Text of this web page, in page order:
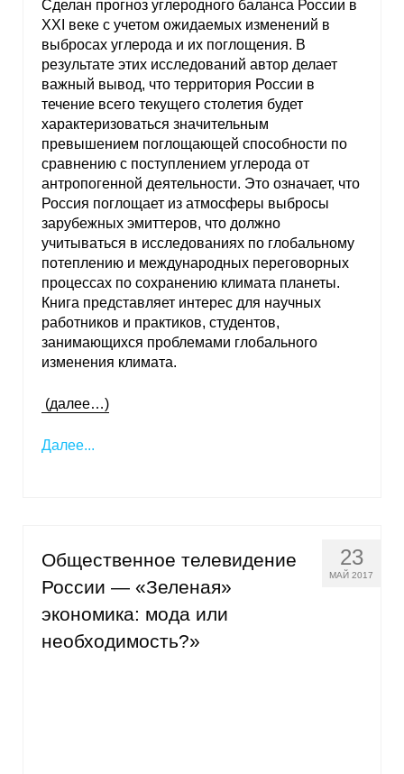
Сделан прогноз углеродного баланса России в
XXI веке с учетом ожидаемых изменений в
выбросах углерода и их поглощения. В
результате этих исследований автор делает
важный вывод, что территория России в
течение всего текущего столетия будет
характеризоваться значительным
превышением поглощающей способности по
сравнению с поступлением углерода от
антропогенной деятельности. Это означает, что
Россия поглощает из атмосферы выбросы
зарубежных эмиттеров, что должно
учитываться в исследованиях по глобальному
потеплению и международных переговорных
процессах по сохранению климата планеты.
Книга представляет интерес для научных
работников и практиков, студентов,
занимающихся проблемами глобального
изменения климата.
(далее…)
Далее...
23
МАЙ 2017
Общественное телевидение
России — «Зеленая»
экономика: мода или
необходимость?»